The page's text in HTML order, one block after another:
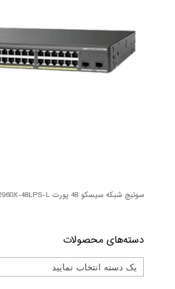
سوئیچ شبکه سیسکو 48 پورت WS-C2960X-48LPS-L
دسته‌های محصولات